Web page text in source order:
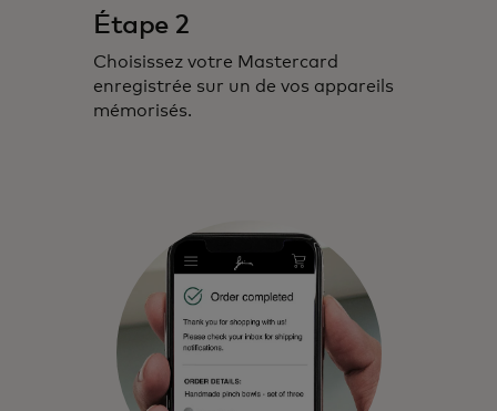
Étape 2
Choisissez votre Mastercard
enregistrée sur un de vos appareils
mémorisés.